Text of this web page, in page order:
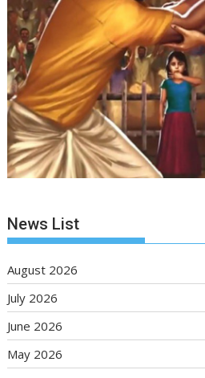
News List
August 2026
July 2026
June 2026
May 2026